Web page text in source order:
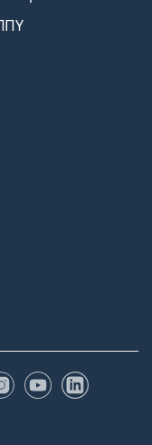
Instagram
YouTubeLinkedIn